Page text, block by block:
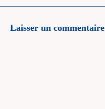
Laisser un commentaire